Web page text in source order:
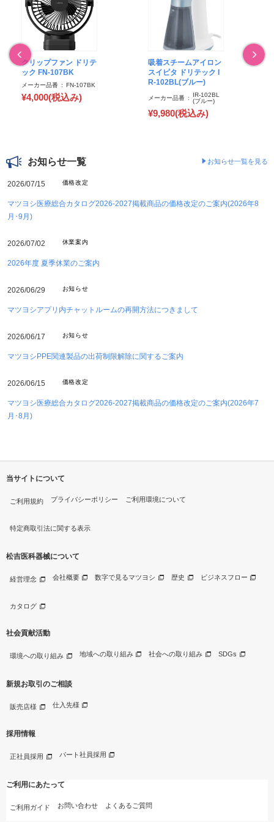
クリップファン ドリテ
ック FN-107BK
メーカー品番 FN-107BK
¥4,000(税込み)
吸着スチームアイロン
スイピタ ドリテック I
R-102BL(ブルー)
メーカー品番
IR-102BL
(ブルー)
¥9,980(税込み)
お知らせ一覧 お知らせ一覧を見る
2026/07/15 価格改定
マツヨシ医療総合カタログ2026-2027掲載商品の価格改定のご案内(2026年8
月･9月)
2026/07/02 休業案内
2026年度 夏季休業のご案内
2026/06/29 お知らせ
マツヨシアプリ内チャットルームの再開方法につきまして
2026/06/17 お知らせ
マツヨシPPE関連製品の出荷制限解除に関するご案内
2026/06/15 価格改定
マツヨシ医療総合カタログ2026-2027掲載商品の価格改定のご案内(2026年7
月･8月)
当サイトについて
ご利用規約 プライバシーポリシー ご利用環境について
特定商取引法に関する表示
松吉医科器械について
経営理念 会社概要 数字で見るマツヨシ 歴史 ビジネスフロー
カタログ
社会貢献活動
環境への取り組み 地域への取り組み 社会への取り組み SDGs
新規お取引のご相談
販売店様 仕入先様
採用情報
正社員採用 パート社員採用
ご利用にあたって
ご利用ガイド お問い合わせ よくあるご質問